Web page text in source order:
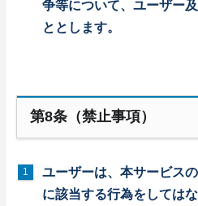
争等について、ユーザー
ととします。
第8条（禁止事項）
ユーザーは、本サービス
に該当する行為をしてはな